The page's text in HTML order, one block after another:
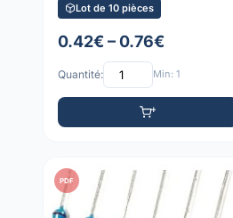
Lot de 10 pièces
0.42€ – 0.76€
Quantité: Min: 1
PDF